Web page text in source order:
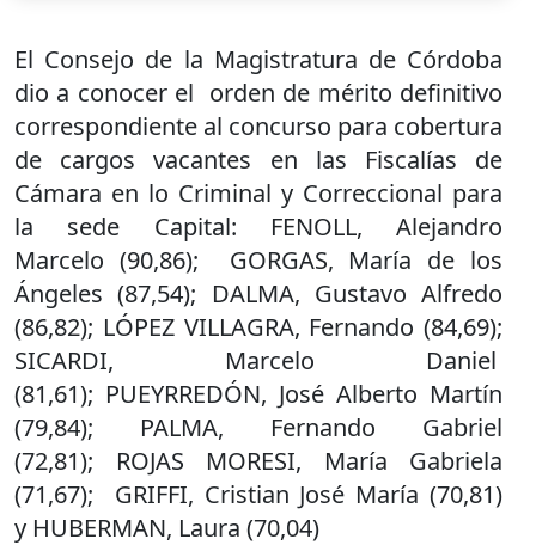
El Consejo de la Magistratura de Córdoba
dio a conocer el orden de mérito definitivo
correspondiente al concurso para cobertura
de cargos vacantes en las Fiscalías de
Cámara en lo Criminal y Correccional para
la sede Capital: FENOLL, Alejandro
Marcelo (90,86); GORGAS, María de los
Ángeles (87,54); DALMA, Gustavo Alfredo
(86,82); LÓPEZ VILLAGRA, Fernando (84,69);
SICARDI, Marcelo Daniel
(81,61); PUEYRREDÓN, José Alberto Martín
(79,84); PALMA, Fernando Gabriel
(72,81); ROJAS MORESI, María Gabriela
(71,67); GRIFFI, Cristian José María (70,81)
y HUBERMAN, Laura (70,04)